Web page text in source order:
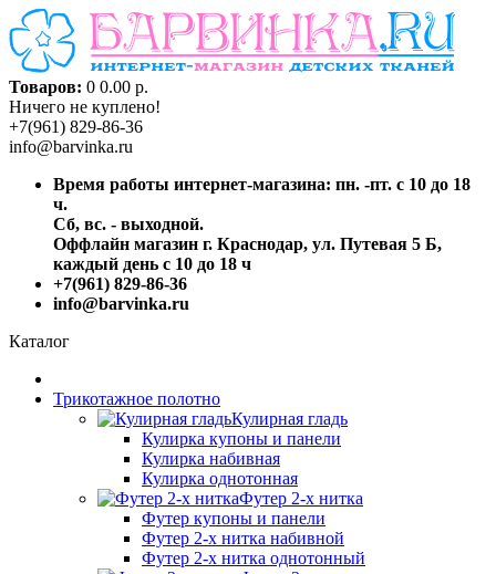
Товаров: 0 0.00 р.
Ничего не куплено!
+7(961) 829-86-36
info@barvinka.ru
Время работы интернет-магазина: пн. -пт. с 10 до 18
ч.
Сб, вс. - выходной.
Оффлайн магазин г. Краснодар, ул. Путевая 5 Б,
каждый день с 10 до 18 ч
+7(961) 829-86-36
info@barvinka.ru
Каталог
Трикотажное полотно
Кулирная гладь
Кулирка купоны и панели
Кулирка набивная
Кулирка однотонная
Футер 2-х нитка
Футер купоны и панели
Футер 2-х нитка набивной
Футер 2-х нитка однотонный